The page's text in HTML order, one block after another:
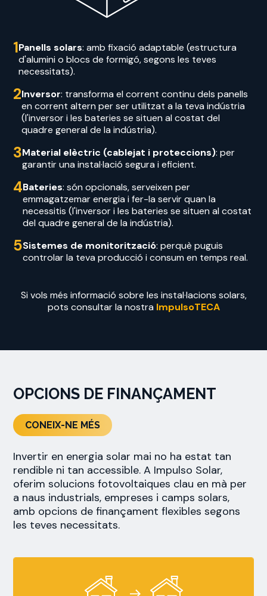
1Panells solars: amb fixació adaptable (estructura
d'alumini o blocs de formigó, segons les teves
necessitats).
2Inversor: transforma el corrent continu dels panells
en corrent altern per ser utilitzat a la teva indústria
(l'inversor i les bateries se situen al costat del
quadre general de la indústria).
3Material elèctric (cablejat i proteccions): per
garantir una instal·lació segura i eficient.
4Bateries: són opcionals, serveixen per
emmagatzemar energia i fer-la servir quan la
necessitis (l'inversor i les bateries se situen al costat
del quadre general de la indústria).
5Sistemes de monitorització: perquè puguis
controlar la teva producció i consum en temps real.
Si vols més informació sobre les instal·lacions solars,
pots consultar la nostra ImpulsoTECA
OPCIONS DE FINANÇAMENT
CONEIX-NE MÉS
Invertir en energia solar mai no ha estat tan
rendible ni tan accessible. A Impulso Solar,
oferim solucions fotovoltaiques clau en mà per
a naus industrials, empreses i camps solars,
amb opcions de finançament flexibles segons
les teves necessitats.